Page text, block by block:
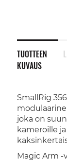
TUOTTEEN
KUVAUS
SmallRig
joka on
kameroille
Magic Arm -